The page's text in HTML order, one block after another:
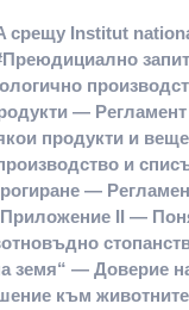
срещу Institut
—
продукти и
и
—
II —
земя“ — Доверие
към